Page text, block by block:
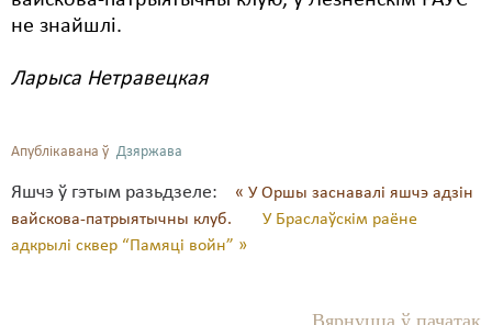
не знайшлі.
Ларыса Нетравецкая
Апублікавана ў Дзяржава
Яшчэ ў гэтым разьдзеле:
« У Оршы заснавалі яшчэ адзін
вайскова-патрыятычны клуб.
У Браслаўскім раёне
адкрылі сквер “Памяці войн” »
Вярнуцца ў пачатак
Правы працоўных